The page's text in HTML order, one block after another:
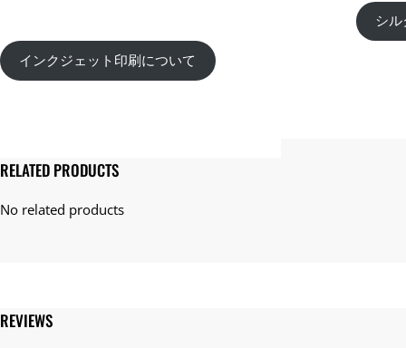
シ
インクジェット印刷について
RELATED PRODUCTS
REVIEWS